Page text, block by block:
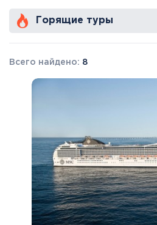
Горящие туры
Всего найдено: 8